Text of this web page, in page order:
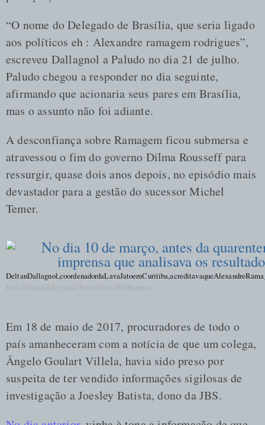
“O nome do Delegado de Brasília, que seria ligado
aos políticos eh : Alexandre ramagem rodrigues”,
escreveu Dallagnol a Paludo no dia 21 de julho.
Paludo chegou a responder no dia seguinte,
afirmando que acionaria seus pares em Brasília,
mas o assunto não foi adiante.
A desconfiança sobre Ramagem ficou submersa e
atravessou o fim do governo Dilma Rousseff para
ressurgir, quase dois anos depois, no episódio mais
devastador para a gestão do sucessor Michel
Temer.
Deltan Dallagnol, coordenador da Lava Jato em Curitiba, acreditava que Alexandre
Foto: Eduardo Matysiak/Futura Press/Folhapress
Em 18 de maio de 2017, procuradores de todo o
país amanheceram com a notícia de que um colega,
Ângelo Goulart Villela, havia sido preso por
suspeita de ter vendido informações sigilosas de
investigação a Joesley Batista, dono da JBS.